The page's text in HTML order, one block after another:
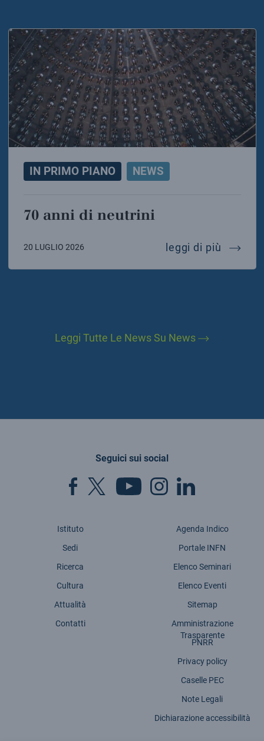
IN PRIMO PIANO NEWS
70 anni di neutrini
20 LUGLIO 2026 leggi di più 70
Leggi Tutte Le News Su News
Seguici sui social
Istituto
Sedi
Ricerca
Cultura
Attualità
Contatti
Agenda Indico
Portale INFN
Elenco Seminari
Elenco Eventi
Sitemap
Amministrazione
Trasparente
PNRR
Privacy policy
Caselle PEC
Note Legali
Dichiarazione accessibilità